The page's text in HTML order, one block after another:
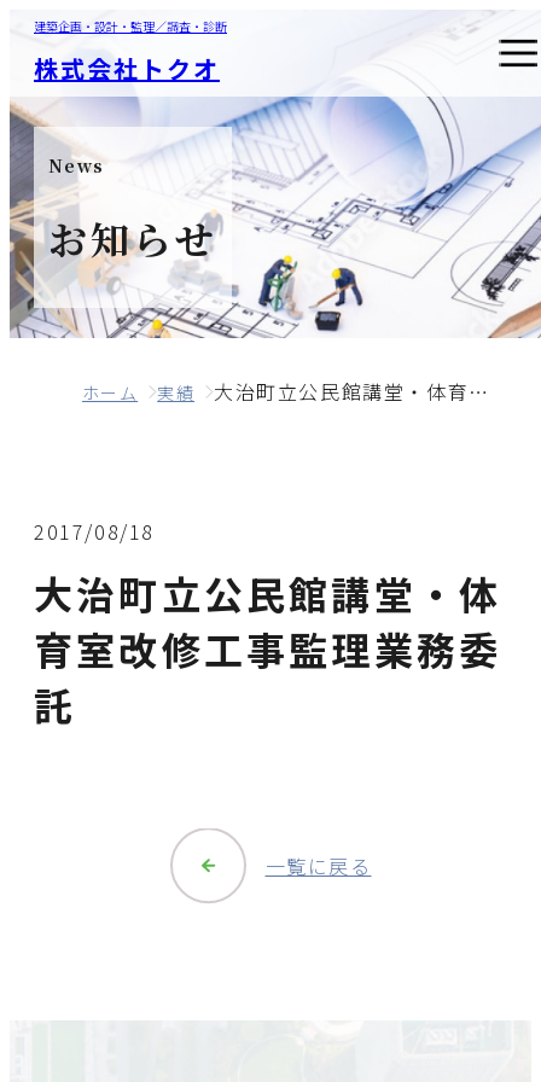
建築企画・設計・監理／調査・診断
株式会社トクオ
News
お知らせ
ホーム 実績 大治町立公民館講堂・体育室改修工事監理業務委託
2017/08/18
大治町立公民館講堂・体
育室改修工事監理業務委
託
一覧に戻る